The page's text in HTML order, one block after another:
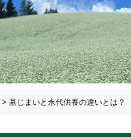
> 墓じまいと永代供養の違いとは？